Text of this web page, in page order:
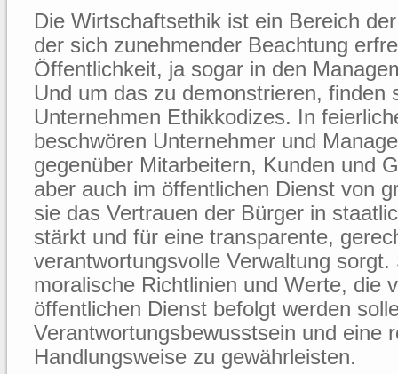
Die Wirtschaftsethik ist ein Bereich
der sich zunehmender Beachtung
Öffentlichkeit, ja sogar in den
Und um das zu demonstrieren, finden
Unternehmen Ethikkodizes. In
beschwören Unternehmer und
gegenüber Mitarbeitern, Kunden und
aber auch im öffentlichen Dienst von
sie das Vertrauen der Bürger in
stärkt und für eine transparente,
verantwortungsvolle Verwaltung sorgt.
moralische Richtlinien und Werte, die
öffentlichen Dienst befolgt werden
Verantwortungsbewusstsein und eine
Handlungsweise zu gewährleisten.